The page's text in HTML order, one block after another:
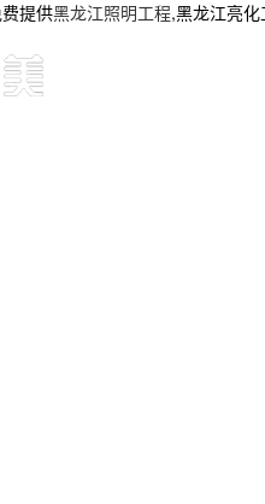
提供黑龙江照明工程,黑龙江亮